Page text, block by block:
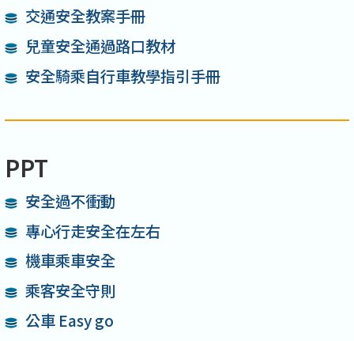
交通安全教案手冊
兒童安全通過路口教材
安全騎乘自行車教學指引手冊
PPT
安全過不衝動
專心行走安全在左右
機車乘車安全
乘客安全守則
公車 Easy go